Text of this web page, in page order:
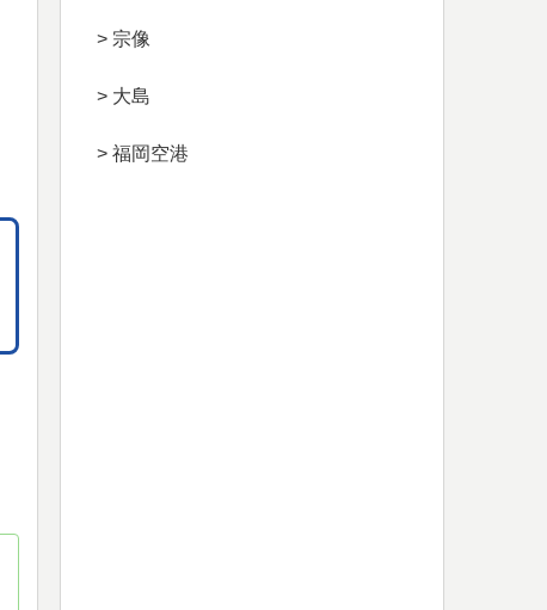
> 宗像
> 大島
> 福岡空港